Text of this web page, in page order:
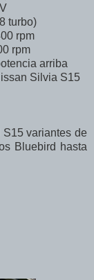
turbo)
rpm
rpm
arriba
Silvia S15
S15 variantes de
Bluebird hasta